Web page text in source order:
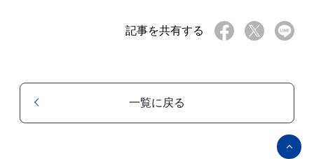
記事を共有する
一覧に戻る
ペ
ー